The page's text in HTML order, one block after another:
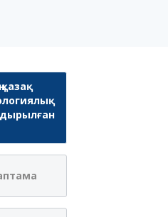
Итеғұлова
Жазылу
қазақ